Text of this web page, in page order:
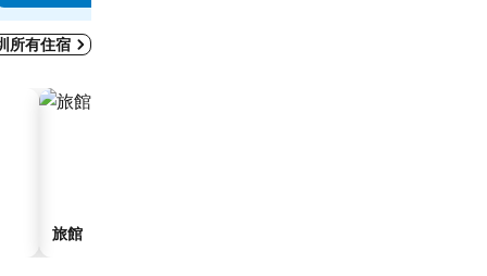
所有住宿
旅館